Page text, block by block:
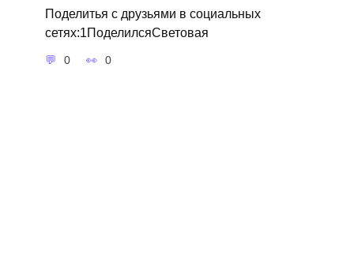
Поделитья с друзьями в социальных
сетях:1ПоделилсяСветовая
0 0